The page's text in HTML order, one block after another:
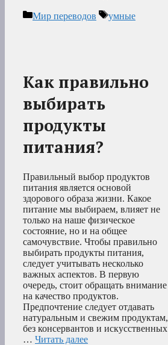
Рубрики
Мир переводов Метки
умные
Как правильно
выбирать
продукты
питания?
Правильный выбор продуктов
питания является основой
здорового образа жизни. Какое
питание мы выбираем, влияет не
только на наше физическое
состояние, но и на общее
самочувствие. Чтобы правильно
выбирать продукты питания,
следует учитывать несколько
важных аспектов. В первую
очередь, стоит обращать внимание
на качество продуктов.
Предпочтение следует отдавать
натуральным и свежим продуктам,
без консервантов и искусственных
… Читать далее